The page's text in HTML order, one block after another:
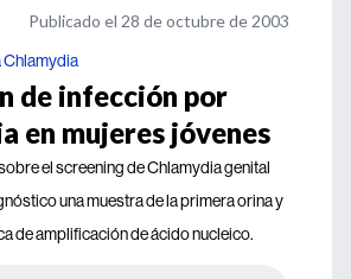
Publicado el 28 de octubre de 2003
Chlamydia
de infección por
en mujeres jóvenes
el screening de Chlamydia genital
una muestra de la primera orina y
de amplificación de ácido nucleico.